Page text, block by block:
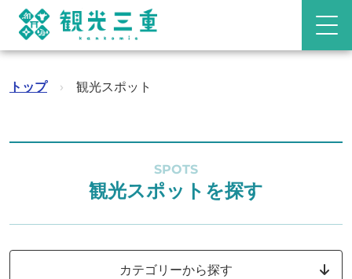
トップ › 観光スポット
SPOTS
観光スポットを探す
カテゴリーから探す